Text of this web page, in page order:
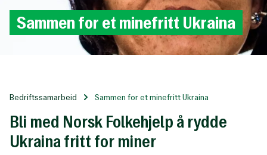
Sammenfor etminefritt Ukraina
Bedriftssamarbeid Sammen for et minefritt Ukraina
Bli med Norsk Folkehjelp å rydde
Ukraina fritt for miner